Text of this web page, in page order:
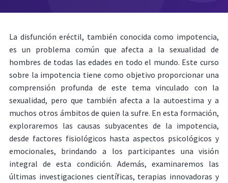
La disfunción eréctil, también conocida como impotencia,
es un problema común que afecta a la sexualidad de
hombres de todas las edades en todo el mundo. Este curso
sobre la impotencia tiene como objetivo proporcionar una
comprensión profunda de este tema vinculado con la
sexualidad, pero que también afecta a la autoestima y a
muchos otros ámbitos de quien la sufre. En esta formación,
exploraremos las causas subyacentes de la impotencia,
desde factores fisiológicos hasta aspectos psicológicos y
emocionales, brindando a los participantes una visión
integral de esta condición. Además, examinaremos las
últimas investigaciones científicas, terapias innovadoras y